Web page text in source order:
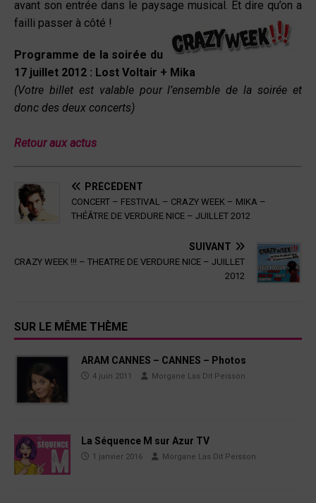
avant son entrée dans le paysage musical. Et dire qu’on a
failli passer à côté !
Programme de la soirée du
17 juillet 2012 : Lost Voltair + Mika
(Votre billet est valable pour l’ensemble de la soirée et
donc des deux concerts)
Retour aux actus
PRÉCÉDENT
CONCERT – FESTIVAL – CRAZY WEEK – MIKA –
THÉÂTRE DE VERDURE NICE – JUILLET 2012
SUIVANT
CRAZY WEEK !!! – THEATRE DE VERDURE NICE – JUILLET
2012
SUR LE MÊME THÈME
ARAM CANNES – CANNES – Photos
4 juin 2011 Morgane Las Dit Peisson
La Séquence M sur Azur TV
1 janvier 2016 Morgane Las Dit Peisson